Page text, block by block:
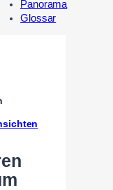
Panorama
Glossar